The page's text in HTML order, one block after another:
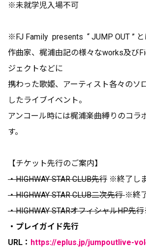
※未就学児入場不可
※FJ Family presents “ JUMP OUT ”
作曲家、梶浦由記の様々なworks及び
ジェクトなどに
携わった歌姫、アーティスト各々のソ
したライブイベント。
アンコール時には梶浦楽曲縛りのコラ
す。
【チケット先行のご案内】
・HIGHWAY STAR CLUB先行 ※終了し
・HIGHWAY STAR CLUB二次先行※終
・HIGHWAY STARオフィシャルHP先行
・プレイガイド先行
URL： https://eplus.jp/jumpoutlive-